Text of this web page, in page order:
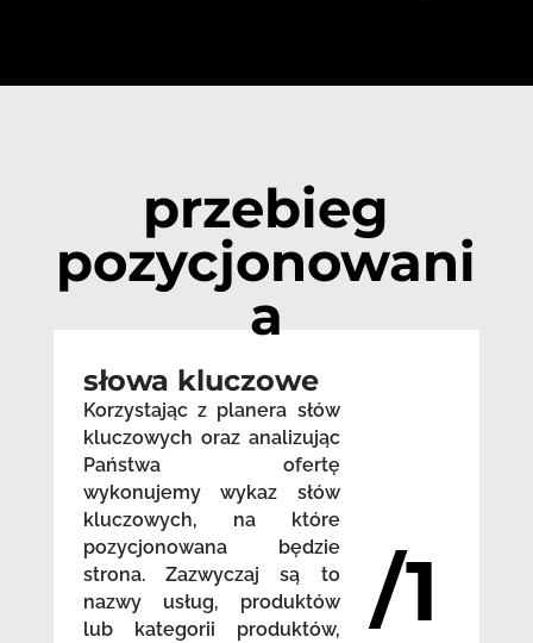
przebieg
pozycjonowani
a
słowa kluczowe
Korzystając z planera słów
kluczowych oraz analizując
Państwa ofertę
wykonujemy wykaz słów
kluczowych, na które
pozycjonowana będzie
strona. Zazwyczaj są to
nazwy usług, produktów
lub kategorii produktów,
/1